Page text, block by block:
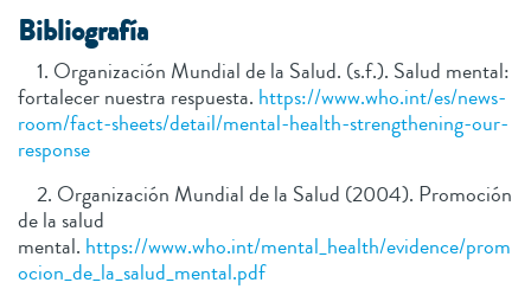
Bibliografía
1. Organización Mundial de la Salud. (s.f.). Salud mental:
fortalecer nuestra respuesta. https://www.who.int/es/news-
room/fact-sheets/detail/mental-health-strengthening-our-
response
2. Organización Mundial de la Salud (2004). Promoción
de la salud
mental. https://www.who.int/mental_health/evidence/prom
ocion_de_la_salud_mental.pdf